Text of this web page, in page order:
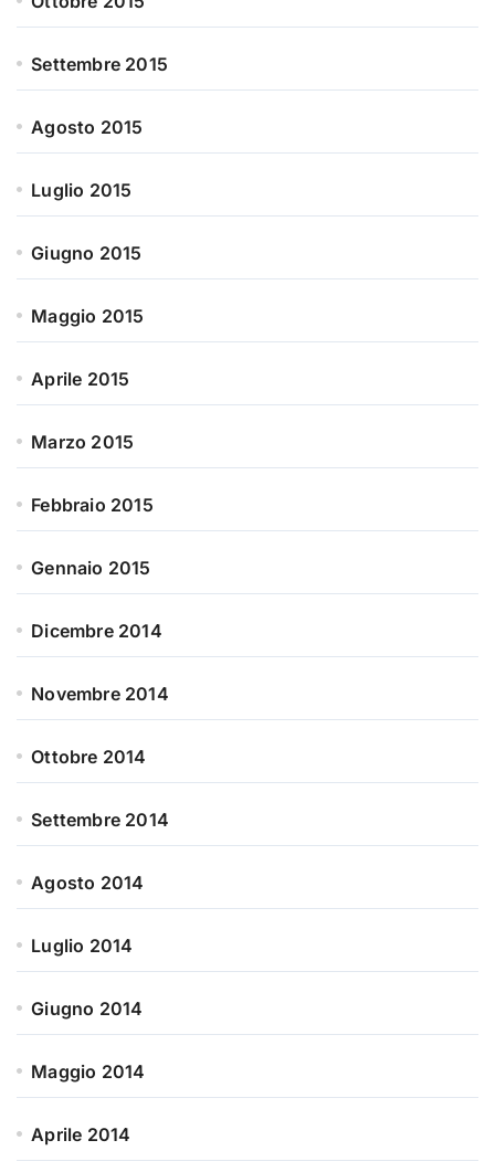
Settembre 2015
Agosto 2015
Luglio 2015
Giugno 2015
Maggio 2015
Aprile 2015
Marzo 2015
Febbraio 2015
Gennaio 2015
Dicembre 2014
Novembre 2014
Ottobre 2014
Settembre 2014
Agosto 2014
Luglio 2014
Giugno 2014
Maggio 2014
Aprile 2014